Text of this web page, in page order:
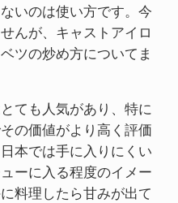
いのは使い方です。今
んが、キャストアイロ
ツの炒め方についてま
ても人気があり、特に
の価値がより高く評価
本では手に入りにくい
ーに入る程度のイメー
料理したら甘みが出て